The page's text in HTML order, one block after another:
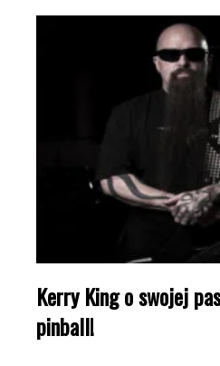
Kerry King o swojej
pinball!